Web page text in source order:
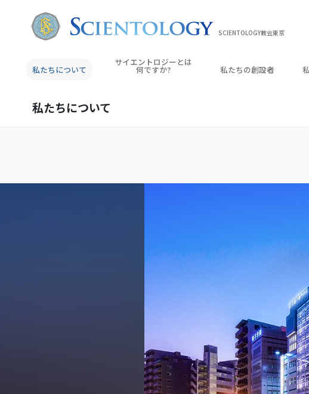
SCIENTOLOGY教会東京
私たちについて
サイエントロジーとは
何ですか? 私たちの創設者
私たちについて